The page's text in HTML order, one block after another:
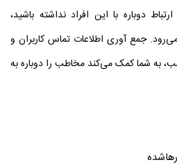
دوباره با این افراد نداشته باشید،
جمع‌ آوری اطلاعات تماس کاربران و
به شما کمک می‌کند مخاطب را دوباره به